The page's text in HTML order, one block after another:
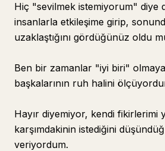
Hiç "sevilmek istemiyorum" diye
insanlarla etkileşime girip,
uzaklaştığını gördüğünüz oldu
Ben bir zamanlar "iyi biri"
başkalarının ruh halini
Hayır diyemiyor, kendi fikirlerimi
karşımdakinin istediğini
veriyordum.